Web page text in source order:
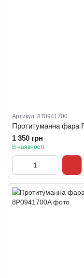
Артикул: 8T0941700
Протитуманна фара
1 350 грн
В наявності